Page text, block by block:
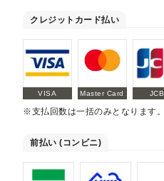
クレジットカード払い
VISA Master Card JCB
※支払回数は一括のみとなります。
前払い (コンビニ)